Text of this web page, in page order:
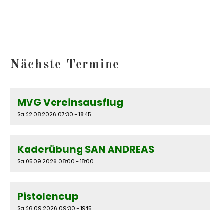
Nächste Termine
MVG Vereinsausflug
Sa 22.08.2026 07:30 - 18:45
Kaderübung SAN ANDREAS
Sa 05.09.2026 08:00 - 18:00
Pistolencup
Sa 26.09.2026 09:30 - 19:15